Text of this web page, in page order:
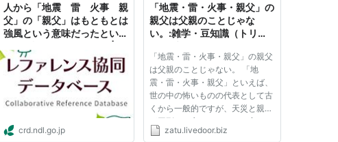
人から「地震 雷 火事 親
父」の「親父」はもともとは
強風という意味だったといわ
ファレンス協同データベース
crd.ndl.go.jp
「地震・雷・火事・親父」の
親父は父親のことじゃな
い。:雑学・豆知識（トリビ
「地震・雷・火事・親父」の親父
は父親のことじゃない。 「地
震・雷・火事・親父」といえば、
世の中の怖いものの代表として古
くから一般的ですが、天災と親父
が同列とは言われてみると変じゃ
ないですか？ それもそのはず、
zatu.livedoor.biz